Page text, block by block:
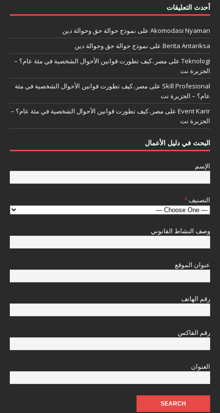
أحدث التعليقات
Akomodasi Nyaman على نموذج حوالة حق وحوالة دين
Berita Antariksa على نموذج حوالة حق وحوالة دين
Teknologi على مصر..كيف تطورت قوانين الأحوال الشخصية في مئة عام؟ –
الجزيرة نت
Skill Profesional على مصر..كيف تطورت قوانين الأحوال الشخصية في مئة
عام؟ – الجزيرة نت
Event Karir على مصر..كيف تطورت قوانين الأحوال الشخصية في مئة عام؟ –
الجزيرة نت
البحث في دليل الأعمال
الإسم
التصنيف*
وصف النشاط القانوني
عنوان الموقع
رقم الهاتف
رقم الفاكس
العنوان